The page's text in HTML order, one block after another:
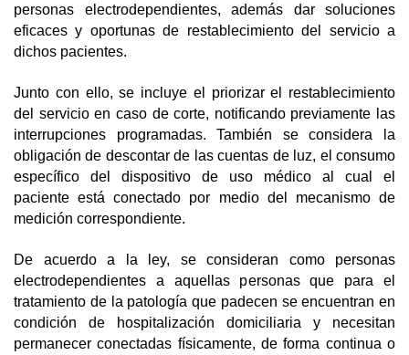
personas electrodependientes, además dar soluciones
eficaces y oportunas de restablecimiento del servicio a
dichos pacientes.
Junto con ello, se incluye el priorizar el restablecimiento
del servicio en caso de corte, notificando previamente las
interrupciones programadas. También se considera la
obligación de descontar de las cuentas de luz, el consumo
específico del dispositivo de uso médico al cual el
paciente está conectado por medio del mecanismo de
medición correspondiente.
De acuerdo a la ley, se consideran como personas
electrodependientes a aquellas personas que para el
tratamiento de la patología que padecen se encuentran en
condición de hospitalización domiciliaria y necesitan
permanecer conectadas físicamente, de forma continua o